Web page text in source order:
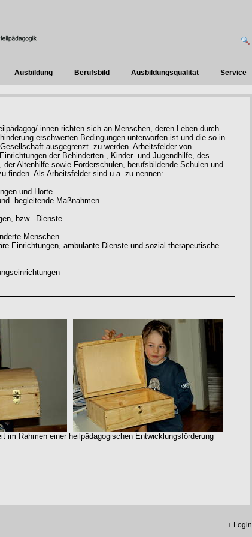
Ausbildung Berufsbild Ausbildungsqualität Service
innen richten sich an Menschen, deren Leben durch
erschwerten Bedingungen unterworfen ist und die so in
ausgegrenzt zu werden. Arbeitsfelder von
der Behinderten-, Kinder- und Jugendhilfe, des
der Altenhilfe sowie Förderschulen, berufsbildende Schulen und
finden. Als Arbeitsfelder sind u.a. zu nennen:
und Horte
-begleitende Maßnahmen
bzw. -Dienste
Menschen
Einrichtungen, ambulante Dienste und sozial-therapeutische
Rahmen einer heilpädagogischen Entwicklungsförderung
Login